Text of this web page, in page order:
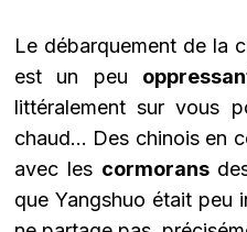
Le débarquement de la
est un peu
littéralement sur vous
chaud… Des chinois en
avec les cormorans
que Yangshuo était peu